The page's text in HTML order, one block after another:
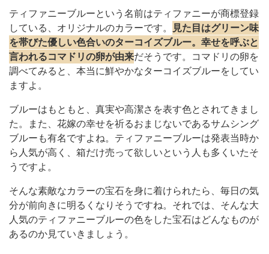
ティファニーブルーという名前はティファニーが商標登録
している、オリジナルのカラーです。
見た目はグリーン味
を帯びた優しい色合いのターコイズブルー。幸せを呼ぶと
言われるコマドリの卵が由来だそうです。コマドリの卵を
調べてみると、本当に鮮やかなターコイズブルーをしてい
ますよ。
ブルーはもともと、真実や高潔さを表す色とされてきまし
た。また、花嫁の幸せを祈るおまじないであるサムシング
ブルーも有名ですよね。ティファニーブルーは発表当時か
ら人気が高く、箱だけ売って欲しいという人も多くいたそ
うですよ。
そんな素敵なカラーの宝石を身に着けられたら、毎日の気
分が前向きに明るくなりそうですね。それでは、そんな大
人気のティファニーブルーの色をした宝石はどんなものが
あるのか見ていきましょう。